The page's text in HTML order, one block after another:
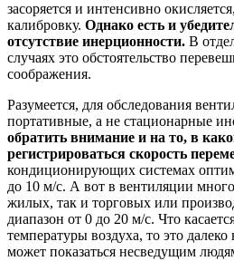
засоряется и интенсивно
калибровку. Однако есть и
отсутствие инерционности. В
случаях это обстоятельство
соображения.
Разумеется, для обследования
портативные, а не стационарные
обратить внимание и на то, в
регистрироваться скорость
кондиционирующих системах
до 10 м/с. А вот в вентиляции
жилых, так и торговых или
диапазон от 0 до 20 м/с. Что
температуры воздуха, то это далеко
может показаться несведущим